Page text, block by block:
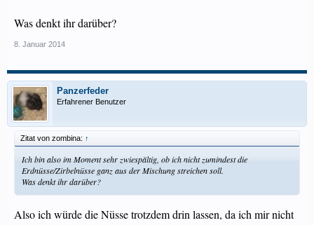
Was denkt ihr darüber?
8. Januar 2014
Panzerfeder
Erfahrener Benutzer
Zitat von zombina: ↑
Ich bin also im Moment sehr zwiespältig, ob ich nicht zumindest die
Erdnüsse/Zirbelnüsse ganz aus der Mischung streichen soll.
Was denkt ihr darüber?
Also ich würde die Nüsse trotzdem drin lassen, da ich mir nicht